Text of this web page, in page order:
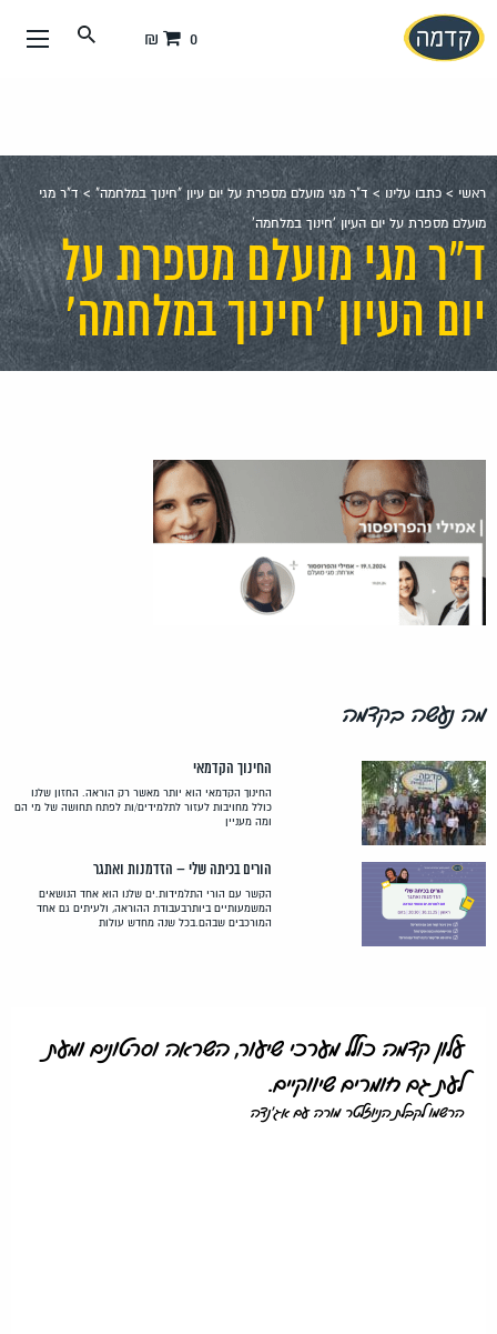
עבור
אל
0 ₪
ראשי > כתבו עלינו > ד"ר מגי מועלם מספרת על יום עיון "חינוך במלחמה" >ד"ר מגי
מועלם מספרת על יום העיון 'חינוך במלחמה'
ד"ר מגי מועלם מספרת על
יום העיון 'חינוך במלחמה'
מה נעשה בקדמה
החינוך הקדמאי
החינוך הקדמאי הוא יותר מאשר רק הוראה. החזון שלנו
כולל מחויבות לעזור לתלמידים/ות לפתח תחושה של מי הם
ומה מעניין
הורים בכיתה שלי – הזדמנות ואתגר
הקשר עם הורי התלמידות.ים שלנו הוא אחד הנושאים
המשמעותיים ביותרבעבודת ההוראה, ולעיתים גם אחד
המורכבים שבהם.בכל שנה מחדש עולות
עלון קדמה כולל מערכי שיעור, השראה וסרטונים ומעת
לעת גם חומרים שיווקיים.
הרשמו לקבלת הניוזלטר מורה עם אג'נדה